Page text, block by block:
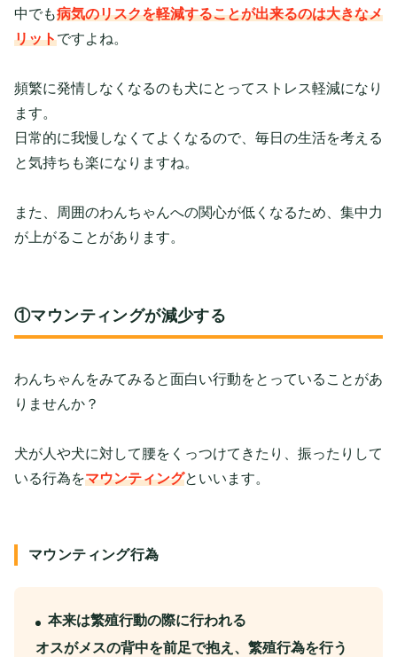
中でも病気のリスクを軽減することが出来るのは大きなメ
リットですよね。
頻繁に発情しなくなるのも犬にとってストレス軽減になり
ます。
日常的に我慢しなくてよくなるので、毎日の生活を考える
と気持ちも楽になりますね。
また、周囲のわんちゃんへの関心が低くなるため、集中力
が上がることがあります。
①マウンティングが減少する
わんちゃんをみてみると面白い行動をとっていることがあ
りませんか？
犬が人や犬に対して腰をくっつけてきたり、振ったりして
いる行為をマウンティングといいます。
マウンティング行為
本来は繁殖行動の際に行われる
オスがメスの背中を前足で抱え、繁殖行為を行う